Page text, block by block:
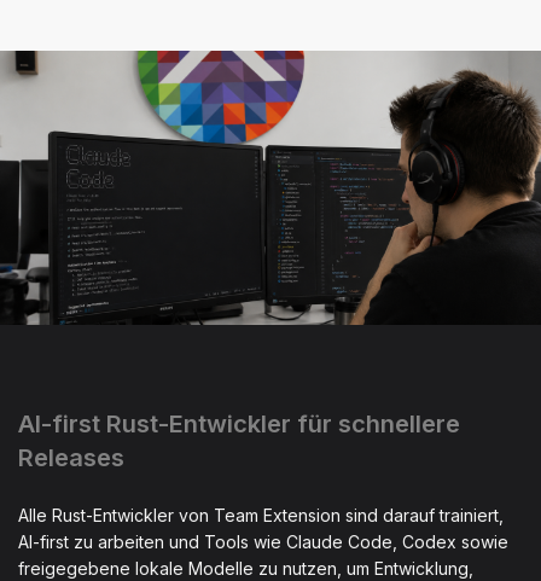
AI-first Rust-Entwickler für schnellere
Releases
Alle Rust-Entwickler von Team Extension sind darauf trainiert,
AI-first zu arbeiten und Tools wie Claude Code, Codex sowie
freigegebene lokale Modelle zu nutzen, um Entwicklung,